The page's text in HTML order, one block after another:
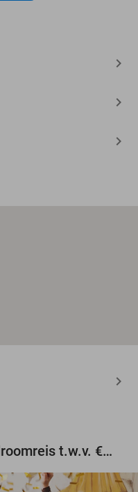
Maak gratis kans op een droomreis t.w.v. €3.000!